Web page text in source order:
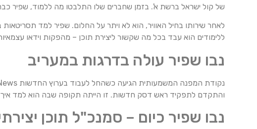
של קול ישראל ברשת א'. בזמן שחברים שלו התלבטו מה ללמוד, שפיר
ללימודים הוא עבד בכל מה שקשור ליצירת תוכן – מהפקות וידאו
נבו שפיר עולה בדרגות במעריב
והתקדם לתפקיד ראש דסק חדשות. זו הייתה תקופה שבה הוא למד
נבו שפיר כיום – סמנכ"ל תוכן